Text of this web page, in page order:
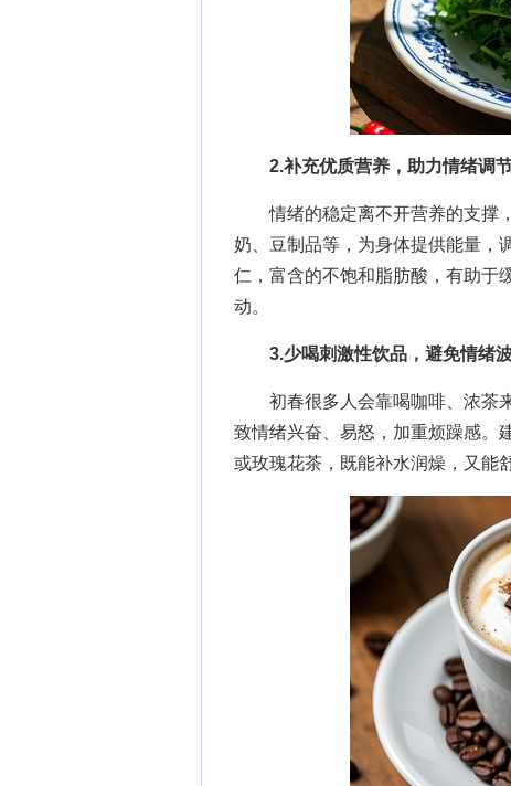
2.补充优质营养，助力情绪调
情绪的稳定离不开营养的支撑，
奶、豆制品等，为身体提供能量，
仁，富含的不饱和脂肪酸，有助于
动。
3.少喝刺激性饮品，避免情绪
初春很多人会靠喝咖啡、浓茶来
致情绪兴奋、易怒，加重烦躁感。
或玫瑰花茶，既能补水润燥，又能